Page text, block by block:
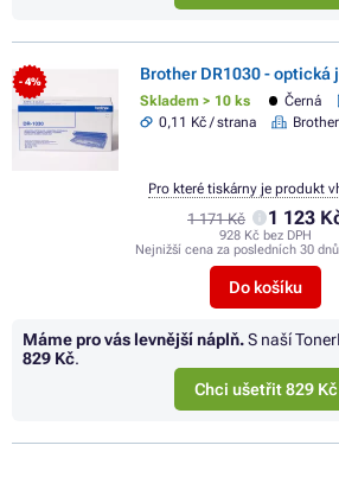
- 4% Brother DR1030 -
Skladem > 10 ks Černá
0,11 Kč / strana
Brother
1 171 Kč 1 123
928 Kč bez DPH
Nejnižší cena za posledních 30
Do košíku
Pro které tiskárny je produkt
Máme pro vás levnější náplň.S naší
829 Kč.
Chci ušetřit 829 Kč